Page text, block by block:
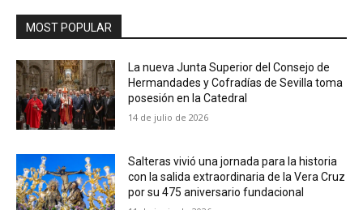
MOST POPULAR
La nueva Junta Superior del Consejo de
Hermandades y Cofradías de Sevilla toma
posesión en la Catedral
14 de julio de 2026
Salteras vivió una jornada para la historia
con la salida extraordinaria de la Vera Cruz
por su 475 aniversario fundacional